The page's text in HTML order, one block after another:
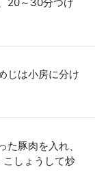
じは小房に分け
豚肉を入れ、
しょうして炒